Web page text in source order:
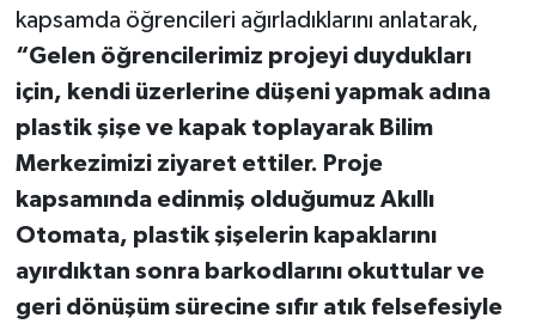
kapsamda öğrencileri ağırladıklarını anlatarak,
“Gelen öğrencilerimiz projeyi duydukları
için, kendi üzerlerine düşeni yapmak adına
plastik şişe ve kapak toplayarak Bilim
Merkezimizi ziyaret ettiler. Proje
kapsamında edinmiş olduğumuz Akıllı
Otomata, plastik şişelerin kapaklarını
ayırdıktan sonra barkodlarını okuttular ve
geri dönüşüm sürecine sıfır atık felsefesiyle